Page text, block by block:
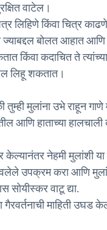
वाटेल।
लिहिणे किंवा चित्र
बोलत आहात आणि
किंवा कदाचित ते
लिहू शकतात।
तुम्ही मुलांना उभे राहून
आणि हाताच्या
केल्यानंतर नेहमी मुलांशी या
उपक्रम करा आणि
सोयीस्कर वाटू द्या.
गैरवर्तनाची माहिती उघड